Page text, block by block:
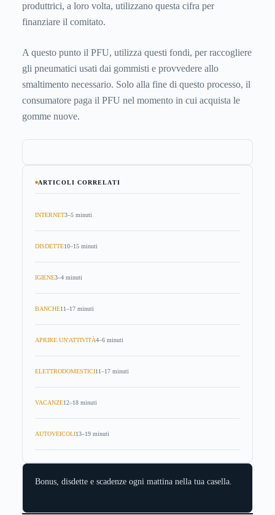
produttrici, a loro volta, utilizzano questa cifra per
finanziare il comitato.
A questo punto il PFU, utilizza questi fondi, per raccogliere
gli pneumatici usati dai gommisti e provvedere allo
smaltimento necessario. Solo alla fine di questo processo, il
consumatore paga il PFU nel momento in cui acquista le
gomme nuove.
ARTICOLI CORRELATI
INTERNET3–5 minuti
DISDETTE10–15 minuti
IGIENE3–4 minuti
BANCHE11–17 minuti
APRIRE UN'ATTIVITÀ4–6 minuti
ELETTRODOMESTICI11–17 minuti
VACANZE12–18 minuti
AUTOVEICOLI13–19 minuti
Bonus, disdette e scadenze ogni mattina nella tua casella.